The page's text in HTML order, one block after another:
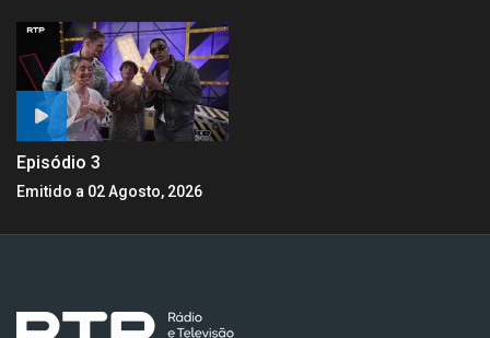
Episódio 3
Emitido a 02 Agosto, 2026